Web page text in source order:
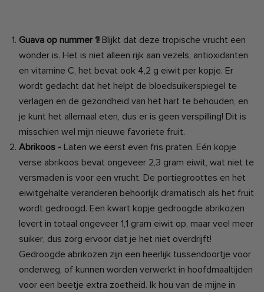
Guava op nummer 1! Blijkt dat deze tropische vrucht een
wonder is. Het is niet alleen rijk aan vezels, antioxidanten
en vitamine C, het bevat ook 4,2 g eiwit per kopje. Er
wordt gedacht dat het helpt de bloedsuikerspiegel te
verlagen en de gezondheid van het hart te behouden, en
je kunt het allemaal eten, dus er is geen verspilling! Dit is
misschien wel mijn nieuwe favoriete fruit.
Abrikoos - Laten we eerst even fris praten. Eén kopje
verse abrikoos bevat ongeveer 2,3 gram eiwit, wat niet te
versmaden is voor een vrucht. De portiegroottes en het
eiwitgehalte veranderen behoorlijk dramatisch als het fruit
wordt gedroogd. Een kwart kopje gedroogde abrikozen
levert in totaal ongeveer 1,1 gram eiwit op, maar veel meer
suiker, dus zorg ervoor dat je het niet overdrijft!
Gedroogde abrikozen zijn een heerlijk tussendoortje voor
onderweg, of kunnen worden verwerkt in hoofdmaaltijden
voor een beetje extra zoetheid. Ik hou van de mijne in